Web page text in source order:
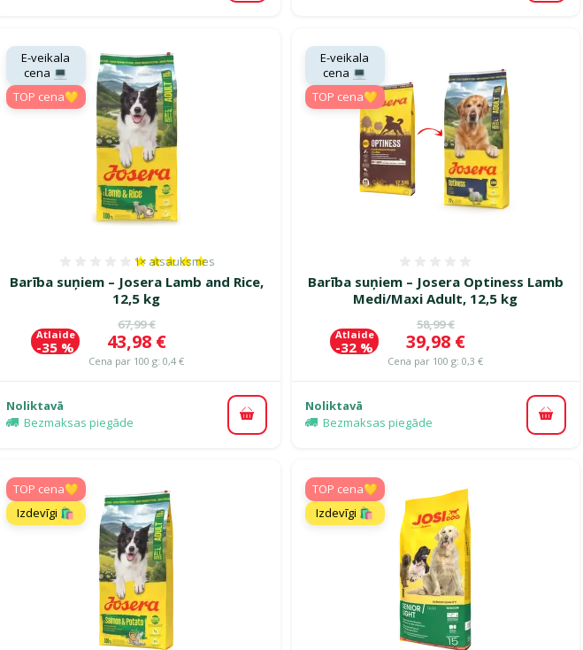
grozam
Barī­ba suņiem – Josera Lamb and Rice,
12,5 kg
Atsauksmes 100%, reitingu skaits: 1
1× atsauksmes
Oriģinālā cena
67,99 €
Cena
43,98 €
Cena par 100 g: 0,4 €
Atlaide
-35 %
E-veikala
cena 💻
TOP cena💛
Noliktavā
Bezmaksas piegāde
Pievienot grozam
Barība suņiem – Josera Optiness Lamb
Medi/Maxi Adult, 12,5 kg
Oriģinālā cena
58,99 €
Cena
39,98 €
Cena par 100 g: 0,3 €
Atlaide
-32 %
E-veikala
cena 💻
TOP cena💛
Noliktavā
Bezmaksas piegāde
TOP cena💛
Izdevīgi 🛍️
TOP cena💛
Izdevīgi 🛍️